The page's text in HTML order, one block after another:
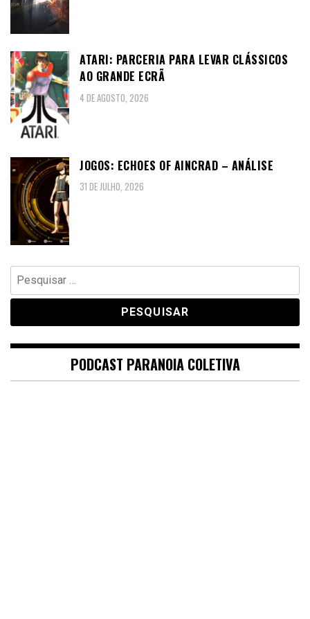
ATARI: PARCERIA PARA LEVAR CLÁSSICOS
AO GRANDE ECRÃ
4 DE AGOSTO, 2026
JOGOS: ECHOES OF AINCRAD – ANÁLISE
31 DE JULHO, 2026
Pesquisar
por:
PODCAST PARANOIA COLETIVA